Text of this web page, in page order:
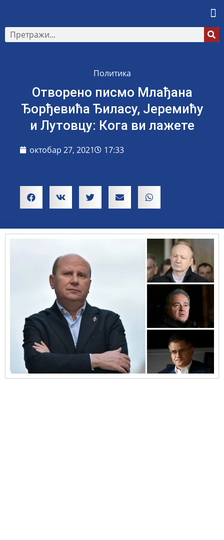
Политика
Отворено писмо Млађана
Ђорђевића Ђиласу, Јеремићу
и Лутовцу: Кога ви лажете
октобар 27, 2021 17:33